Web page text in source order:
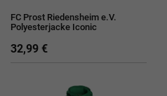
FC Prost Riedensheim e.V.
Polyesterjacke Iconic
32,99 €